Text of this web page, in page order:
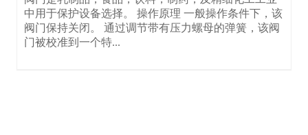
中用于保护设备选择。 操作原理 一般操作条件下，该
阀门保持关闭。 通过调节带有压力螺母的弹簧，该阀
门被校准到一个特...